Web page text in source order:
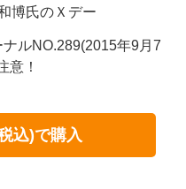
博氏のＸデー
ルNO.289(2015年9月7
意！
込)で購入